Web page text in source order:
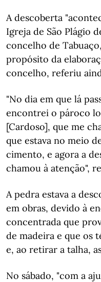
A descoberta
Igreja de São Plágio
concelho de
propósito da
concelho, referiu
"No dia em que lá
encontrei o pároco
[Cardoso], que me
que estava no meio
cimento, e agora a
chamou à atenção",
A pedra estava a
em obras, devido à
concentrada que
de madeira e que os
e, ao retirar a talha,
No sábado, "com a